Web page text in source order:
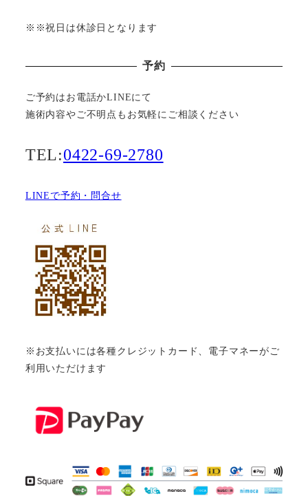
※※祝日は休診日となります
予約
ご予約はお電話かLINEにて
施術内容やご不明点もお気軽にご相談ください
TEL:0422-69-2780
LINEで予約・問合せ
※お支払いには各種クレジットカード、電子マネーがご
利用いただけます